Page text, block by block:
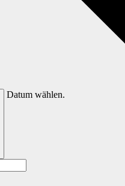
Datum wählen.